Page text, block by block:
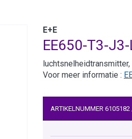
E+E
EE650-T3-
Voor meer informatie :
ARTIKELNUMMER 6105182